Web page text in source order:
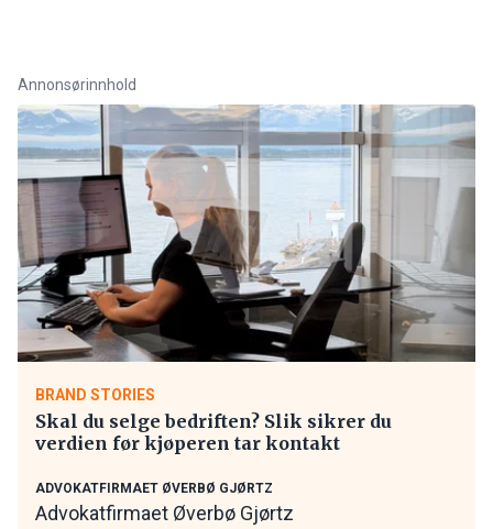
Annonsørinnhold
BRAND STORIES
Skal du selge bedriften? Slik sikrer du
verdien før kjøperen tar kontakt
ADVOKATFIRMAET ØVERBØ GJØRTZ
Advokatfirmaet Øverbø Gjørtz